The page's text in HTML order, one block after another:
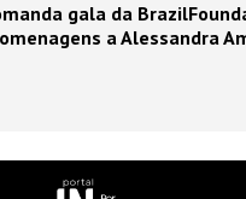
gala da
a Alessandra